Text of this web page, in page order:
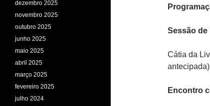
Sessão
Cátia da
antecipada)
Encontro
dezembro 2025
novembro 2025
outubro 2025
junho 2025
maio 2025
abril 2025
março 2025
fevereiro 2025
julho 2024